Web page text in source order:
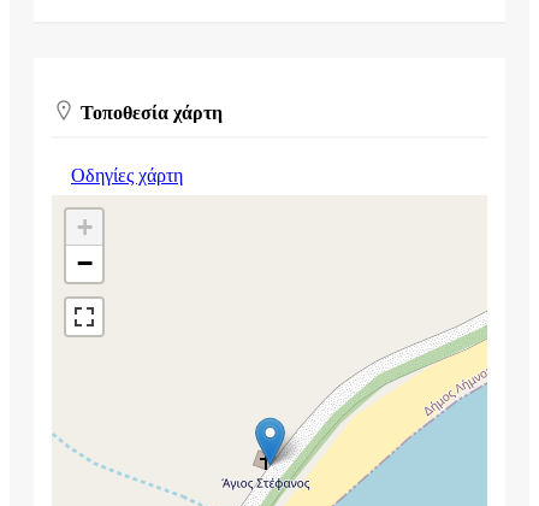
Τοποθεσία χάρτη
Οδηγίες χάρτη
+
−